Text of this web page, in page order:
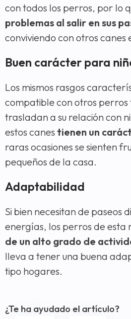
con todos los perros, por lo
problemas al salir en sus
conviviendo con otros canes
Buen carácter para
Los mismos rasgos
compatible con otros perros
trasladan a su relación con
estos canes tienen un
raras ocasiones se sienten
pequeños de la casa.
Adaptabilidad
Si bien necesitan de paseos
energías, los perros de esta
de un alto grado de
lleva a tener una buena
tipo hogares.
¿Te ha ayudado el artículo?